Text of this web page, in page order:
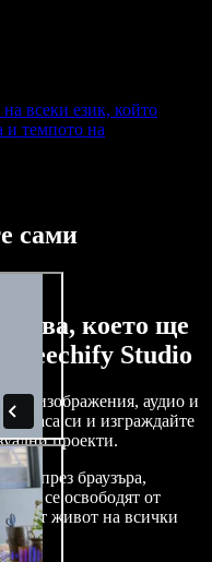
всеки език, който
и темпото на
сами
това, което ще
Studio
изображения, аудио и
гласа си и изграждайте
проекти.
през браузъра,
да се освободят от
живот на всички